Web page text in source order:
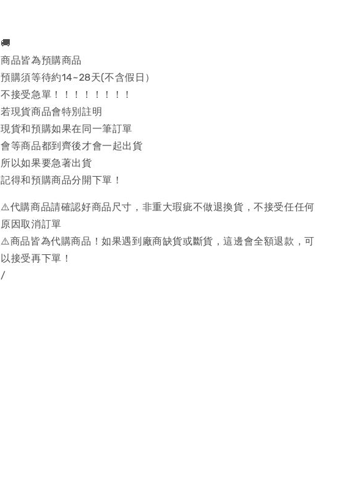
🚚
商品皆為預購商品
預購須等待約14~28天(不含假日）
不接受急單！！！！！！！！
若現貨商品會特別註明
現貨和預購如果在同一筆訂單
會等商品都到齊後才會一起出貨
所以如果要急著出貨
記得和預購商品分開下單！
⚠️代購商品請確認好商品尺寸，非重大瑕疵不做退換貨，不接受任任何
原因取消訂單
⚠️商品皆為代購商品！如果遇到廠商缺貨或斷貨，這邊會全額退款，可
以接受再下單！
/